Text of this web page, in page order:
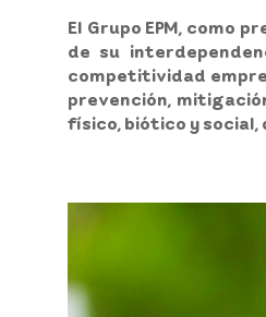
El Grupo EPM, como
de su
competitividad
prevención,
físico, biótico y social,